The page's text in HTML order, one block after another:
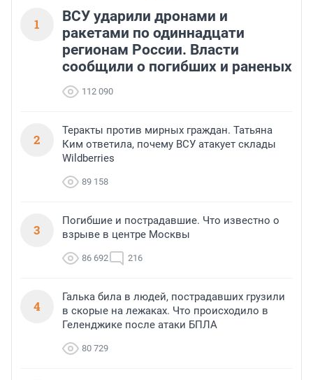
1
ВСУ ударили дронами и
ракетами по одиннадцати
регионам России. Власти
сообщили о погибших и раненых
112 090
2
Теракты против мирных граждан. Татьяна
Ким ответила, почему ВСУ атакует склады
Wildberries
89 158
3
Погибшие и пострадавшие. Что известно о
взрыве в центре Москвы
86 692 216
4
Галька била в людей, пострадавших грузили
в скорые на лежаках. Что происходило в
Геленджике после атаки БПЛА
80 729